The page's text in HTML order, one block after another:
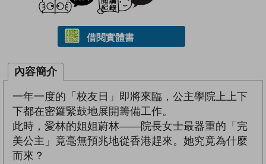
借閱實體書
內容簡介
一年一度的「校友日」即將來臨，公主學院上上下
下都在密鑼緊鼓地展開籌備工作。
此時，愛林的姐姐蔚林——院長女士最器重的「完
美公主」竟毫無預兆地從香港趕來。她究竟為什麼
而來？